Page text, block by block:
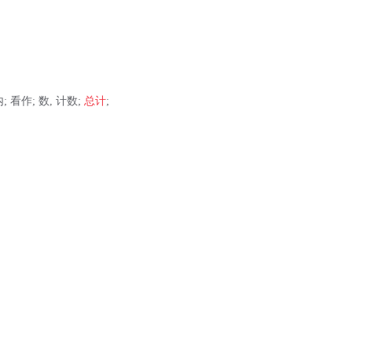
; 看作; 数, 计数;总计;